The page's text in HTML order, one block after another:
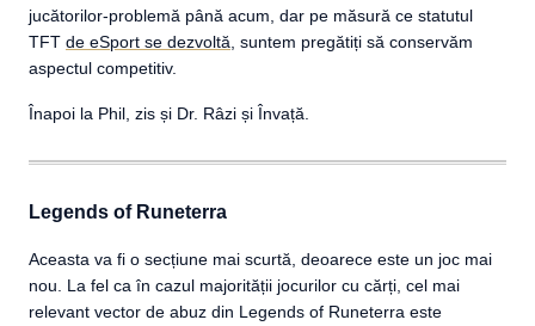
jucătorilor-problemă până acum, dar pe măsură ce statutul
TFT de eSport se dezvoltă , suntem pregătiți să conservăm
aspectul competitiv.
Înapoi la Phil, zis și Dr. Râzi și Învață.
Legends of Runeterra
Aceasta va fi o secțiune mai scurtă, deoarece este un joc mai
nou. La fel ca în cazul majorității jocurilor cu cărți, cel mai
relevant vector de abuz din Legends of Runeterra este